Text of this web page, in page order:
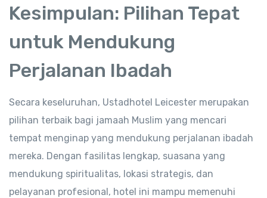
Kesimpulan: Pilihan Tepat
untuk Mendukung
Perjalanan Ibadah
Secara keseluruhan, Ustadhotel Leicester merupakan
pilihan terbaik bagi jamaah Muslim yang mencari
tempat menginap yang mendukung perjalanan ibadah
mereka. Dengan fasilitas lengkap, suasana yang
mendukung spiritualitas, lokasi strategis, dan
pelayanan profesional, hotel ini mampu memenuhi